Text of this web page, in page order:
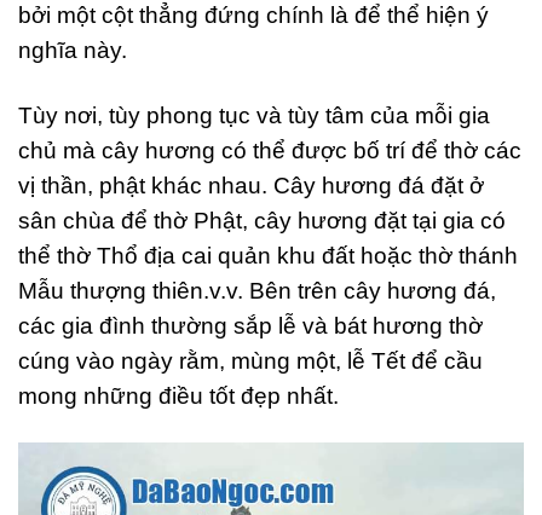
bởi một cột thẳng đứng chính là để thể hiện ý
nghĩa này.
Tùy nơi, tùy phong tục và tùy tâm của mỗi gia
chủ mà cây hương có thể được bố trí để thờ các
vị thần, phật khác nhau. Cây hương đá đặt ở
sân chùa để thờ Phật, cây hương đặt tại gia có
thể thờ Thổ địa cai quản khu đất hoặc thờ thánh
Mẫu thượng thiên.v.v. Bên trên cây hương đá,
các gia đình thường sắp lễ và bát hương thờ
cúng vào ngày rằm, mùng một, lễ Tết để cầu
mong những điều tốt đẹp nhất.